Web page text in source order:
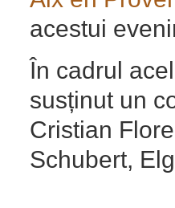
acestui
În cadrul
susținut un
Cristian
Schubert,